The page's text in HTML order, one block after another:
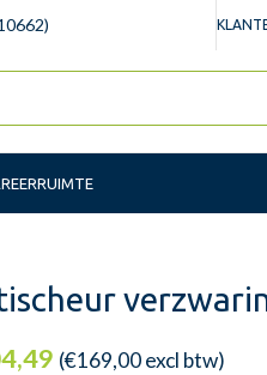
(€169,00excl btw)